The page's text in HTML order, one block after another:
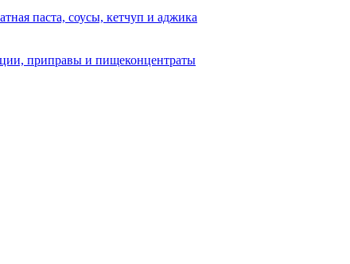
паста, соусы, кетчуп и аджика
приправы и пищеконцентраты